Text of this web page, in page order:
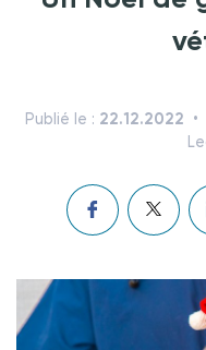
Publié le : 22.12.2022